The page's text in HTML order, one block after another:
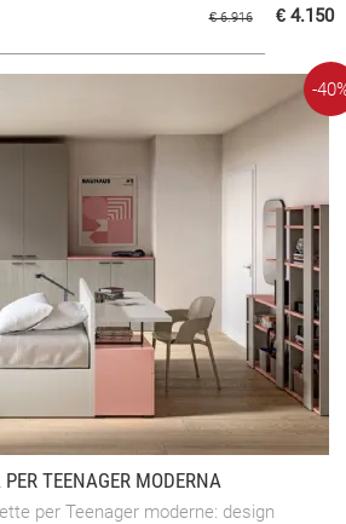
€ 6.916 € 4.150
TEENAGER MODERNA
per Teenager moderne: design
-